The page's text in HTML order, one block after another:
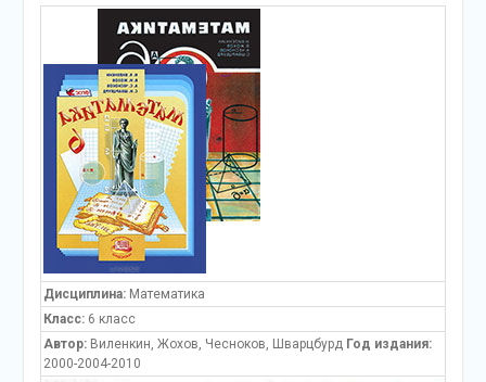
Дисциплина:Математика
Класс:6 класс
Автор:Виленкин, Жохов, Чесноков, Шварцбурд Год издания:
2000-2004-2010